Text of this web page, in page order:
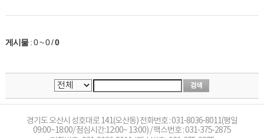
게시물: 0 ~ 0/0
경기도 오산시 성호대로 141(오산동) 전화번호 : 031-8036-8011(평일
09:00~18:00/ 점심시간:12:00~ 13:00) / 팩스번호 : 031-375-2875